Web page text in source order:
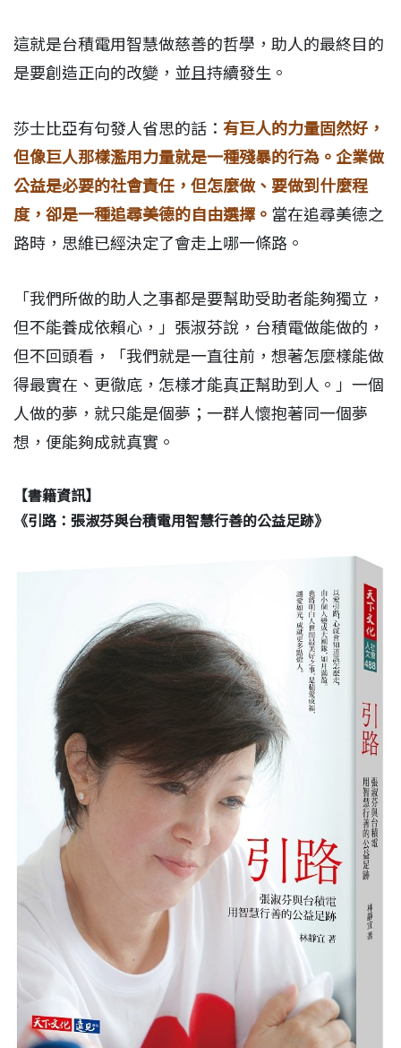
這就是台積電用智慧做慈善的哲學，助人的最終目的
是要創造正向的改變，並且持續發生。
莎士比亞有句發人省思的話： 有巨人的力量固然好，
但像巨人那樣濫用力量就是一種殘暴的行為。企業做
公益是必要的社會責任，但怎麼做、要做到什麼程
度，卻是一種追尋美德的自由選擇。 當在追尋美德之
路時，思維已經決定了會走上哪一條路。
「我們所做的助人之事都是要幫助受助者能夠獨立，
但不能養成依賴心，」張淑芬說，台積電做能做的，
但不回頭看，「我們就是一直往前，想著怎麼樣能做
得最實在、更徹底，怎樣才能真正幫助到人。」一個
人做的夢，就只能是個夢；一群人懷抱著同一個夢
想，便能夠成就真實。
【書籍資訊】
《引路：張淑芬與台積電用智慧行善的公益足跡》